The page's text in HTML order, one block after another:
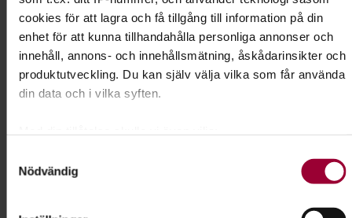
cookies för att lagra och få tillgång till information på din
enhet för att kunna tillhandahålla personliga annonser och
innehåll, annons- och innehållsmätning, åskådarinsikter och
produktutveckling. Du kan själv välja vilka som får använda
din data och i vilka syften.
kan ha en noggrannhet på upp till flera meter
Nödvändig
Kursledare
Carina Pettersson
I samarbete med
Ludvika Brukshundklubb
Kontakt